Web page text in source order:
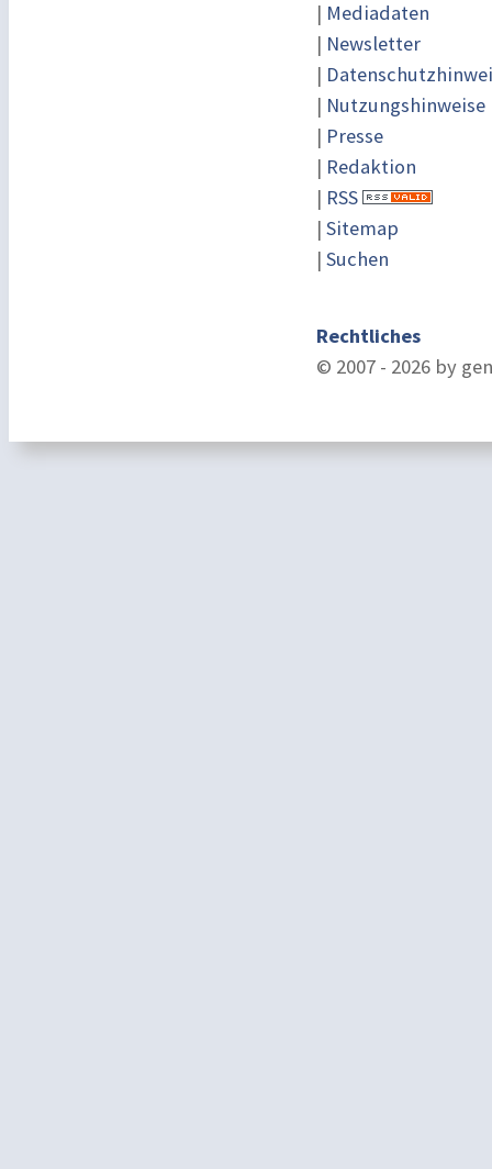
| Mediadaten
| Newsletter
|
| Nutzungshinweise
| Presse
| Redaktion
| RSS
| Sitemap
| Suchen
Rechtliches
© 2007 - 2026 by